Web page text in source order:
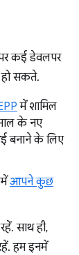
कई डेवलपर
हो सकते.
में शामिल
के नए
बनाने के लिए
आपने कुछ
साथ ही,
हम इनमें